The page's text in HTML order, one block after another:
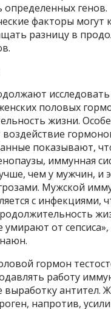
определенных генов.
факторы могут
разницу в
половых
жизни.
воздействие
показывают,
иммунная
чем у мужчин, и
Мужской
с инфекциями,
умирают от
гормон
работу
выработку антител.
напротив,